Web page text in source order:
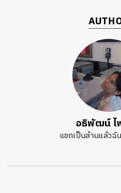
อธิพัฒน์ ไ
แขกเป็นล้านแล้วฉั